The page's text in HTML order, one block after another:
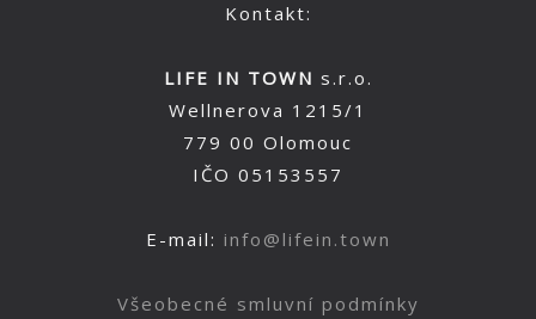
Kontakt:
LIFE IN TOWN s.r.o.
Wellnerova 1215/1
779 00 Olomouc
IČO 05153557
E-mail: info@lifein.town
Všeobecné smluvní podmínky